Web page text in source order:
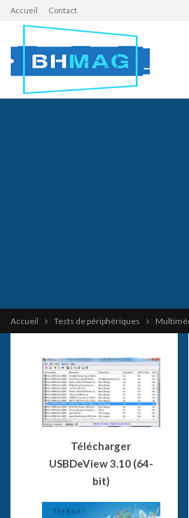
Accueil Contact
Accueil Tests de périphériques
Télécharger
USBDeView 3.10 (64-
bit)